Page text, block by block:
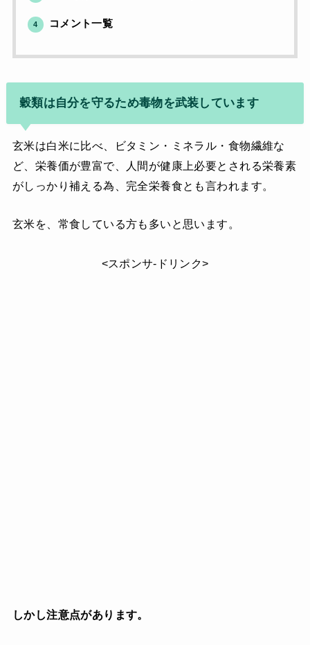
4 コメント一覧
穀類は自分を守るため毒物を武装しています
玄米は白米に比べ、ビタミン・ミネラル・食物繊維な
ど、栄養価が豊富で、人間が健康上必要とされる栄養素
がしっかり補える為、完全栄養食とも言われます。
玄米を、常食している方も多いと思います。
<スポンサ-ドリンク>
しかし注意点があります。